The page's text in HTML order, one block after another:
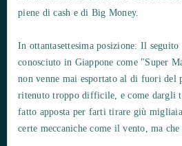
piene di cash e di Big Money.
In ottantasettesima posizione: Il
conosciuto in Giappone come "Super
non venne mai esportato al di fuori del
ritenuto troppo difficile, e come dargli
fatto apposta per farti tirare giù
certe meccaniche come il vento, ma